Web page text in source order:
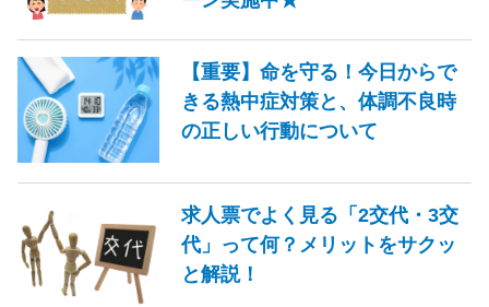
【重要】命を守る！今日からで
きる熱中症対策と、体調不良時
の正しい行動について
求人票でよく見る「2交代・3交
代」って何？メリットをサクッ
と解説！